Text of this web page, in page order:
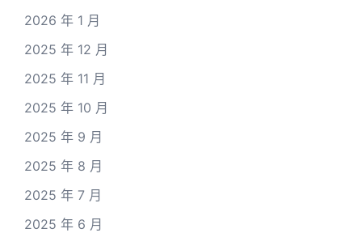
2026 年 1 月
2025 年 12 月
2025 年 11 月
2025 年 10 月
2025 年 9 月
2025 年 8 月
2025 年 7 月
2025 年 6 月